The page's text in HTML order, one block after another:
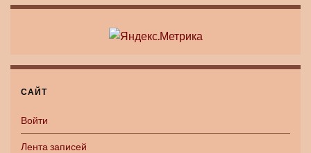
САЙТ
Войти
Лента записей